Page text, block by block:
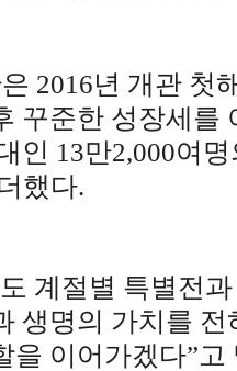
2016년 개관 첫
꾸준한 성장세를
인 13만2,000여
했다.
계절별 특별전
생명의 가치를
을 이어가겠다”고